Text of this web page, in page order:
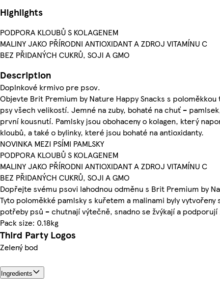
Highlights
PODPORA KLOUBŮ S KOLAGENEM
MALINY JAKO PŘÍRODNI ANTIOXIDANT A ZDROJ VITAMÍNU C
BEZ PŘIDANÝCH CUKRŮ, SOJI A GMO
Description
Doplnkové krmivo pre psov.
Objevte Brit Premium by Nature Happy Snacks s
psy všech velikostí. Jemné na zuby, bohaté na chuť –
první kousnutí. Pamlsky jsou obohaceny o kolagen, který
kloubů, a také o bylinky, které jsou bohaté na antioxidanty.
NOVINKA MEZI PSÍMI PAMLSKY
PODPORA KLOUBŮ S KOLAGENEM
MALINY JAKO PŘÍRODNI ANTIOXIDANT A ZDROJ VITAMÍNU C
BEZ PŘIDANÝCH CUKRŮ, SOJI A GMO
Dopřejte svému psovi lahodnou odměnu s Brit Premium by
Tyto poloměkké pamlsky s kuřetem a malinami byly
potřeby psů – chutnají výtečně, snadno se žvýkají a
Pack size: 0.18kg
Third Party Logos
Zelený bod
Ingredients